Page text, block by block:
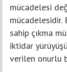
mücadelesi
mücadelesidir.
sahip çıkma
iktidar
verilen onurlu